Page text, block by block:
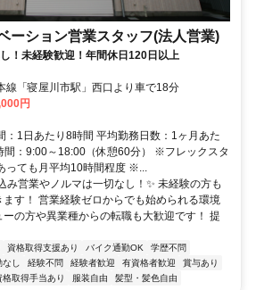
ーション営業スタッフ(法人営業)
！未経験歓迎！年間休日120日以上
線「寝屋川市駅」西口より車で18分
円
：1日あたり8時間 平均勤務日数：1ヶ月あた
間：9:00～18:00（休憩60分） ※フレックスタ
っても月平均10時間程度 ※...
み営業やノルマは一切なし！✨ 未経験の方も
す！ 営業経験ゼロからでも始められる環境
の方や異業種からの転職も大歓迎です！ 提
資格取得支援あり バイク通勤OK
学歴不問
し 経験不問 経験者歓迎 有資格者歓迎
賞与あり
格取得手当あり 服装自由 髪型・髪色自由